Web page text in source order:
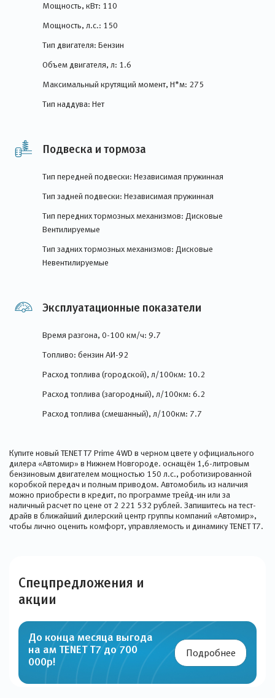
Мощность, кВт: 110
Мощность, л.с.: 150
Тип двигателя: Бензин
Объем двигателя, л: 1.6
Максимальный крутящий момент, Н*м: 275
Тип наддува: Нет
Подвеска и тормоза
Тип передней подвески: Независимая пружинная
Тип задней подвески: Независимая пружинная
Тип передних тормозных механизмов: Дисковые
Вентилируемые
Тип задних тормозных механизмов: Дисковые
Невентилируемые
Эксплуатационные показатели
Время разгона, 0-100 км/ч: 9.7
Топливо: бензин АИ-92
Расход топлива (городской), л/100км: 10.2
Расход топлива (загородный), л/100км: 6.2
Расход топлива (смешанный), л/100км: 7.7
Купите новый TENET T7 Prime 4WD в черном цвете у официального
дилера «Автомир» в Нижнем Новгороде. оснащён 1,6-литровым
бензиновым двигателем мощностью 150 л.с., роботизированной
коробкой передач и полным приводом. Автомобиль из наличия
можно приобрести в кредит, по программе трейд-ин или за
наличный расчет по цене от 2 221 532 рублей. Запишитесь на тест-
драйв в ближайший дилерский центр группы компаний «Автомир»,
чтобы лично оценить комфорт, управляемость и динамику TENET T7.
Спецпредложения и
акции
До конца месяца выгода
на ам TENET Т7 до 700
000р!
Подробнее